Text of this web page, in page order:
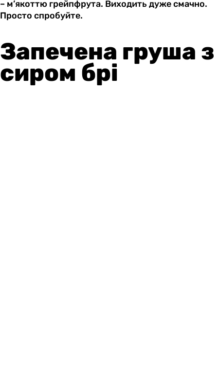
– м’якоттю грейпфрута. Виходить дуже смачно.
Просто спробуйте.
Запечена груша з
сиром брі